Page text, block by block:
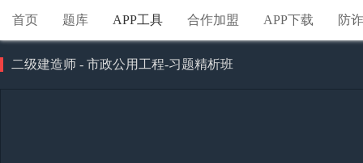
首页 题库 APP工具 合作加盟 APP下载 防
二级建造师 - 市政公用工程-习题精析班